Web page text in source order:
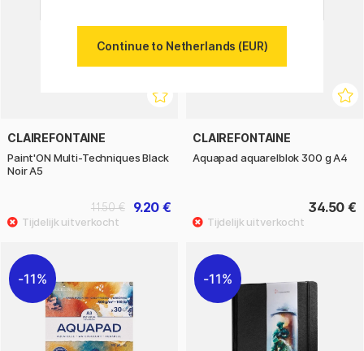
CLAIREFONTAINE
Paint'ON Multi-Techniques Black
Noir A5
9.20 €
11.50 €
CLAIREFONTAINE
Aquapad aquarelblok 300 g A4
34.50 €
11% 11%
Continue to Netherlands (EUR)